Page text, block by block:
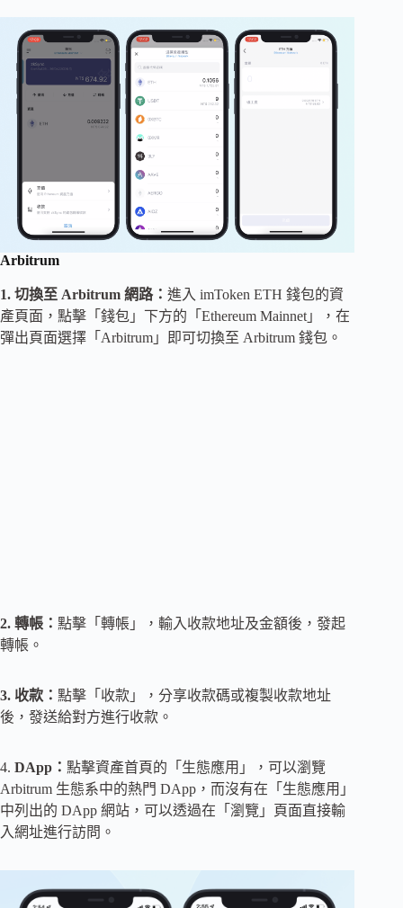
Arbitrum
1. 切換至 Arbitrum 網路： 進入 imToken ETH 錢包的資
產頁面，點擊「錢包」下方的「Ethereum Mainnet」，在
彈出頁面選擇「Arbitrum」即可切換至 Arbitrum 錢包。
2. 轉帳： 點擊「轉帳」，輸入收款地址及金額後，發起
轉帳。
3. 收款： 點擊「收款」，分享收款碼或複製收款地址
後，發送給對方進行收款。
4. DApp： 點擊資產首頁的「生態應用」，可以瀏覽
Arbitrum 生態系中的熱門 DApp，而沒有在「生態應用」
中列出的 DApp 網站，可以透過在「瀏覽」頁面直接輸
入網址進行訪問。